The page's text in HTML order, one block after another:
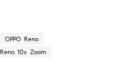
OPPO Reno
Reno 10x Zoom